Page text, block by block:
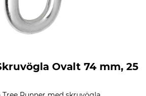
Ovalt 74 mm, 25